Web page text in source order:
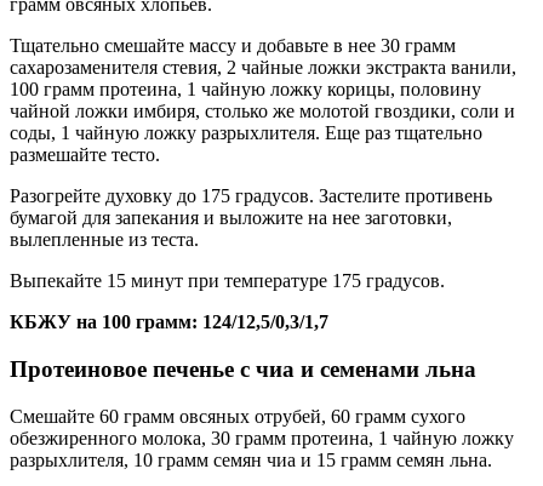
грамм овсяных хлопьев.
Тщательно смешайте массу и добавьте в нее 30 грамм
сахарозаменителя стевия, 2 чайные ложки экстракта ванили,
100 грамм протеина, 1 чайную ложку корицы, половину
чайной ложки имбиря, столько же молотой гвоздики, соли и
соды, 1 чайную ложку разрыхлителя. Еще раз тщательно
размешайте тесто.
Разогрейте духовку до 175 градусов. Застелите противень
бумагой для запекания и выложите на нее заготовки,
вылепленные из теста.
Выпекайте 15 минут при температуре 175 градусов.
КБЖУ на 100 грамм: 124/12,5/0,3/1,7
Протеиновое печенье с чиа и семенами льна
Смешайте 60 грамм овсяных отрубей, 60 грамм сухого
обезжиренного молока, 30 грамм протеина, 1 чайную ложку
разрыхлителя, 10 грамм семян чиа и 15 грамм семян льна.